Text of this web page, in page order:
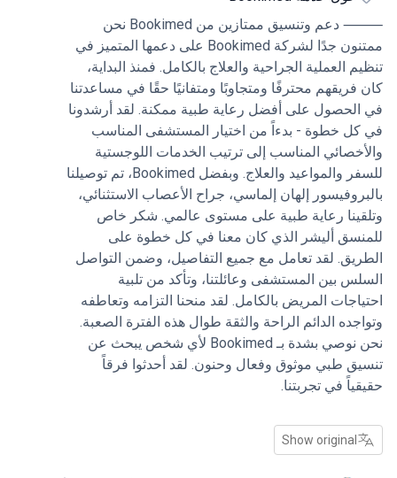
فائقة، وكنا على ثقة تامة بأننا بين يدي أحد أفضل
في مجاله. وبالإضافة إلى مهارته الجراحية
استغرق البروفيسور الماشي وقتاً طويلاً لشرح
من خطوات العملية بكل وضوح وصبر. كان
دائماً للإجابة على الأسئلة وطمأنة المريض وعائلتنا
واحترام شديدين. أتقدم بالشكر الجزيل للمنسق،
الذي دعمنا في كل خطوة من خطوات العملية.
دائماً متجاوباً ويقظاً ومهتمّاً بصدق بسلامة
من تنظيم عمليات النقل وتلبية جميع المتطلبات
إلى إبقاء الأسرة على اطلاع دائم وترتيب الرعاية
جعل وقتاً عصيباً أكثر سهولة. كان موظفو
محترفين ولطفاء ومهتمين. نحن ممتنون
للمستوى الرفيع من الخبرة والاهتمام الشخصي
أحدث فرقاً كبيراً في هذه الرحلة.
⸻ دعم وتنسيق ممتازين من Bookimed نحن
ممتنون جدًا لشركة Bookimed على دعمها المتميز في
العملية الجراحية والعلاج بالكامل. فمنذ البداية،
محترفًا ومتجاوبًا ومتفانيًا حقًا في مساعدتنا
على أفضل رعاية طبية ممكنة. لقد أرشدونا
خطوة - بدءاً من اختيار المستشفى المناسب
المناسب إلى ترتيب الخدمات اللوجستية
للسفر والمواعيد والعلاج. وبفضل Bookimed، تم توصيلنا
إلهان إلماسي، جراح الأعصاب الاستثنائي،
رعاية طبية على مستوى عالمي. شكر خاص
أليشر الذي كان معنا في كل خطوة على
لقد تعامل مع جميع التفاصيل، وضمن التواصل
بين المستشفى وعائلتنا، وتأكد من تلبية
المريض بالكامل. لقد منحنا التزامه وتعاطفه
الدائم الراحة والثقة طوال هذه الفترة الصعبة.
نحن نوصي بشدة بـ Bookimed لأي شخص يبحث عن
طبي موثوق وفعال وحنون. لقد أحدثوا فرقاً
في تجربتنا.
Show original